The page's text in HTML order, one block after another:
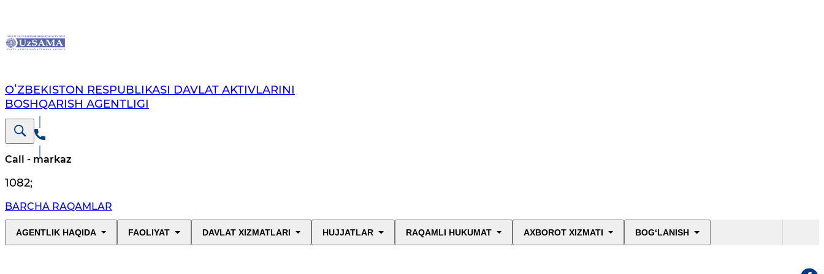
OʻZBEKISTON RESPUBLIKASI DAVLAT AKTIVLARINI
BOSHQARISH AGENTLIGI
Call - markaz
1082;
BARCHA RAQAMLAR
AGENTLIK HAQIDA FAOLIYAT DAVLAT XIZMATLARI HUJJATLAR RAQAMLI HUKUMAT AXBOROT XIZMATI BOG‘LANISH